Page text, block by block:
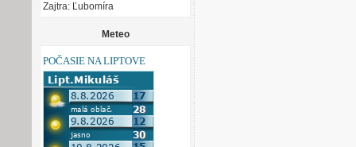
Zajtra: Ľubomíra
Meteo
POČASIE NA LIPTOVE